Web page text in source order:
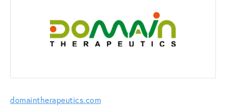
domaintherapeutics.com